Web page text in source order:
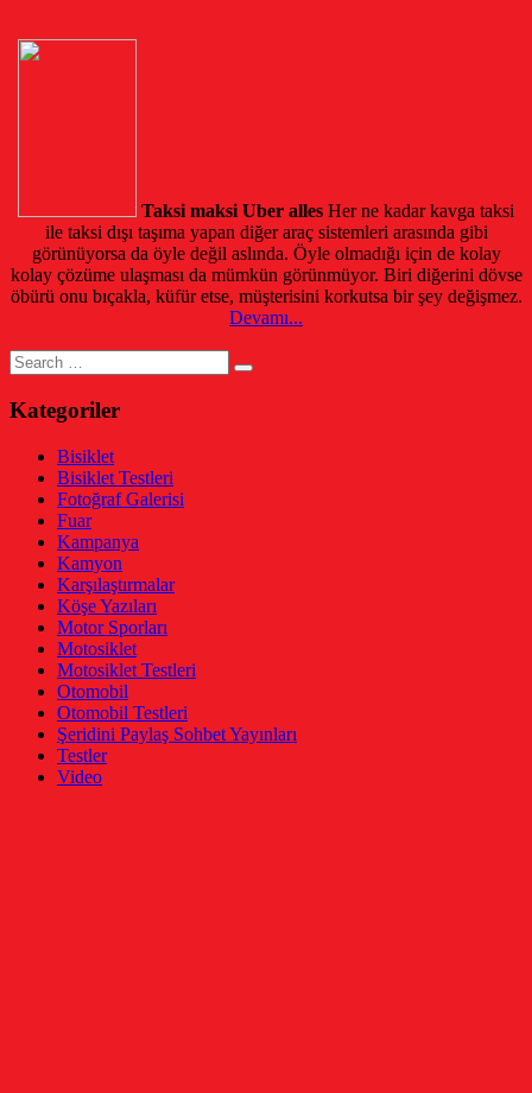
Taksi maksi Uber alles Her ne kadar kavga taksi
ile taksi dışı taşıma yapan diğer araç sistemleri arasında gibi
görünüyorsa da öyle değil aslında. Öyle olmadığı için de kolay
kolay çözüme ulaşması da mümkün görünmüyor. Biri diğerini dövse
öbürü onu bıçakla, küfür etse, müşterisini korkutsa bir şey değişmez.
Devamı...
Search
for:
Kategoriler
Bisiklet
Bisiklet Testleri
Fotoğraf Galerisi
Fuar
Kampanya
Kamyon
Karşılaştırmalar
Köşe Yazıları
Motor Sporları
Motosiklet
Motosiklet Testleri
Otomobil
Otomobil Testleri
Şeridini Paylaş Sohbet Yayınları
Testler
Video